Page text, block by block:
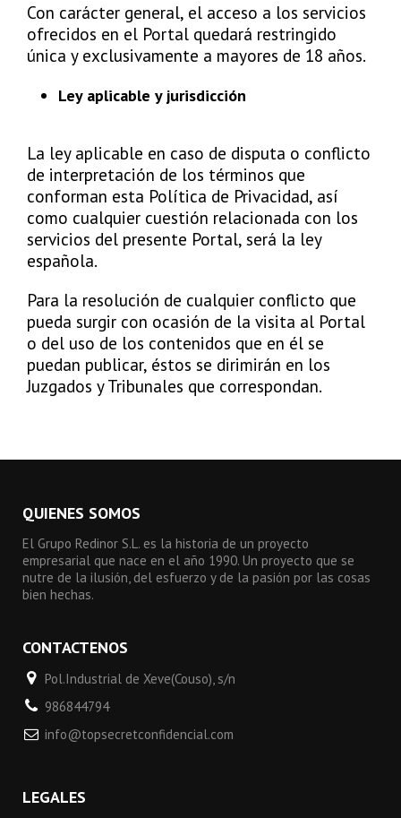
Con carácter general, el acceso a los servicios
ofrecidos en el Portal quedará restringido
única y exclusivamente a mayores de 18 años.
Ley aplicable y jurisdicción
La ley aplicable en caso de disputa o conflicto
de interpretación de los términos que
conforman esta Política de Privacidad, así
como cualquier cuestión relacionada con los
servicios del presente Portal, será la ley
española.
Para la resolución de cualquier conflicto que
pueda surgir con ocasión de la visita al Portal
o del uso de los contenidos que en él se
puedan publicar, éstos se dirimirán en los
Juzgados y Tribunales que correspondan.
QUIENES SOMOS
El Grupo Redinor S.L. es la historia de un proyecto
empresarial que nace en el año 1990. Un proyecto que se
nutre de la ilusión, del esfuerzo y de la pasión por las cosas
bien hechas.
CONTACTENOS
Pol.Industrial de Xeve(Couso), s/n
986844794
info@topsecretconfidencial.com
LEGALES